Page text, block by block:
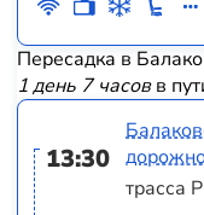
Пересадка в
1 день 7 часовв
13:30
трасса